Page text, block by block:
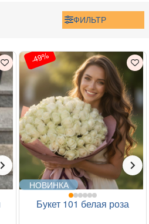
ФИЛЬТР
-49%
НОВИНКА
Букет 101 белая роза